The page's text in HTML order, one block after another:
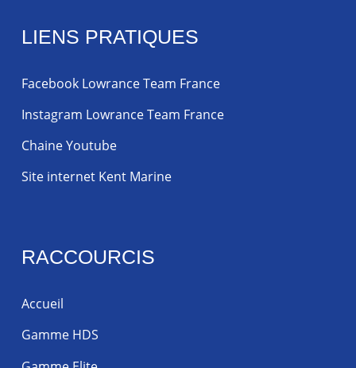
LIENS PRATIQUES
Facebook Lowrance Team France
Instagram Lowrance Team France
Chaine Youtube
Site internet Kent Marine
RACCOURCIS
Accueil
Gamme HDS